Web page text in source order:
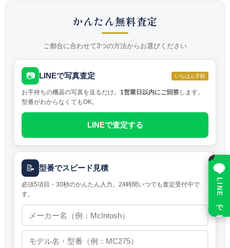
かんたん無料査定
ご都合に合わせて3つの方法からお選びください
📷 LINEで写真査定 いちばん手軽
お手持ちの機器の写真を送るだけ。 1営業日以内にご回答します。
型番がわからなくてもOK。
LINEで査定する
📝 型番でスピード見積
必須5項目・30秒のかんたん入力。24時間いつでも査定受付中で
す。
LINE で相談
×